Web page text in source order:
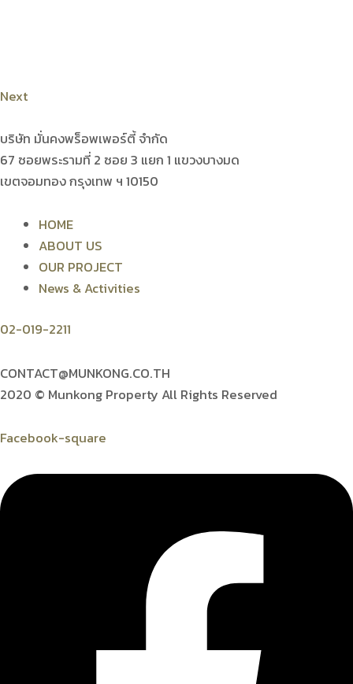
Next
บริษัท มั่นคงพร็อพเพอร์ตี้ จำกัด
67 ซอยพระรามที่ 2 ซอย 3 แยก 1 แขวงบางมด
เขตจอมทอง กรุงเทพ ฯ 10150
HOME
ABOUT US
OUR PROJECT
News & Activities
02-019-2211
CONTACT@MUNKONG.CO.TH
2020 © Munkong Property All Rights Reserved
Facebook-square